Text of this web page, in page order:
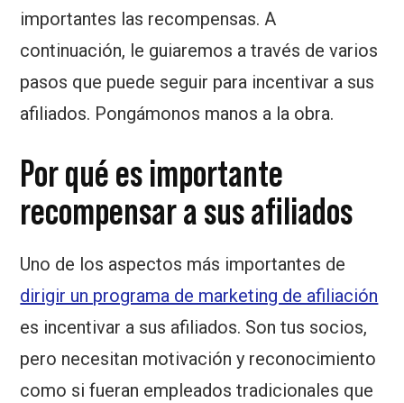
importantes las recompensas. A
continuación, le guiaremos a través de varios
pasos que puede seguir para incentivar a sus
afiliados. Pongámonos manos a la obra.
Por qué es importante
recompensar a sus afiliados
Uno de los aspectos más importantes de
dirigir un programa de marketing de afiliación
es incentivar a sus afiliados. Son tus socios,
pero necesitan motivación y reconocimiento
como si fueran empleados tradicionales que